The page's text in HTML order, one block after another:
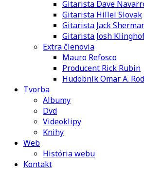
Gitarista Dave
Gitarista Hillel Slovak
Gitarista Jack
Gitarista Josh
Extra členovia
Mauro Refosco
Producent Rick Rubin
Hudobník Omar A.
Tvorba
Albumy
Dvd
Videoklipy
Knihy
Web
História webu
Kontakt